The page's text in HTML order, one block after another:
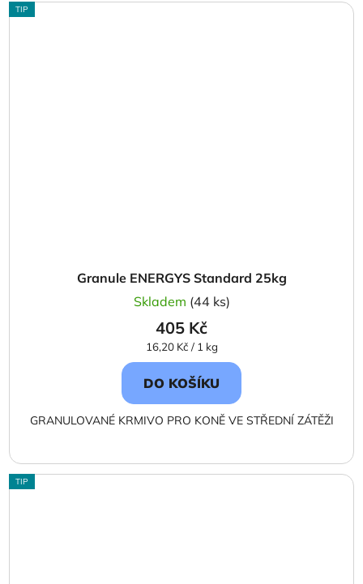
TIP
Granule ENERGYS Standard 25kg
Skladem (44 ks)
405 Kč
Měrná
cena:
16,20 Kč / 1 kg
DO KOŠÍKU
GRANULOVANÉ KRMIVO PRO KONĚ VE STŘEDNÍ ZÁTĚŽI
TIP